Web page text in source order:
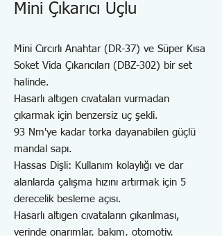
Mini Çıkarıcı Uçlu
Mini Cırcırlı Anahtar (DR-37) ve Süper Kısa
Soket Vida Çıkarıcıları (DBZ-302) bir set
halinde.
Hasarlı altıgen cıvataları vurmadan
çıkarmak için benzersiz uç şekli.
93 Nm'ye kadar torka dayanabilen güçlü
mandal sapı.
Hassas Dişli: Kullanım kolaylığı ve dar
alanlarda çalışma hızını artırmak için 5
derecelik besleme açısı.
Hasarlı altıgen cıvataların çıkarılması,
yerinde onarımlar, bakım, otomotiv,